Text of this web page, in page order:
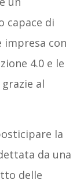
capace di
impresa con
4.0 e le
al
la
da una
delle